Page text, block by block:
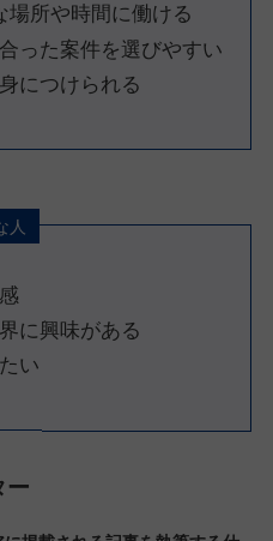
場所や時間に働ける
った案件を選びやすい
につけられる
人
に興味がある
い
ー